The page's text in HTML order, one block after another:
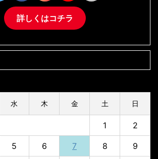
詳しくはコチラ
水 木 金 土 日
1 2
5 6 7 8 9